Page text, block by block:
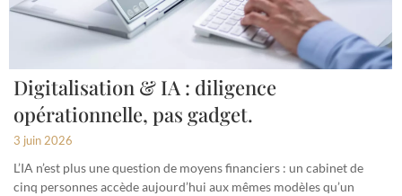
Digitalisation & IA : diligence
opérationnelle, pas gadget.
3 juin 2026
L’IA n’est plus une question de moyens financiers : un cabinet de
cinq personnes accède aujourd’hui aux mêmes modèles qu’un